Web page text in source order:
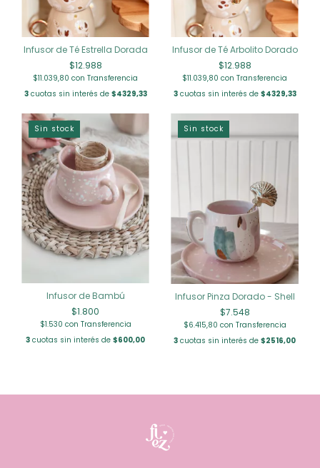
Infusor de Té Estrella Dorada
$12.988
$11.039,80 con Transferencia
3cuotas sin interés de $4329,33
Infusor de Té Arbolito Dorado
$12.988
$11.039,80 con Transferencia
3cuotas sin interés de $4329,33
Sin stock
Infusor de Bambú
$1.800
$1.530 con Transferencia
3 cuotas sin interés de $600,00
Sin stock
Infusor Pinza Dorado - Shell
$7.548
$6.415,80 con Transferencia
3 cuotas sin interés de $2516,00